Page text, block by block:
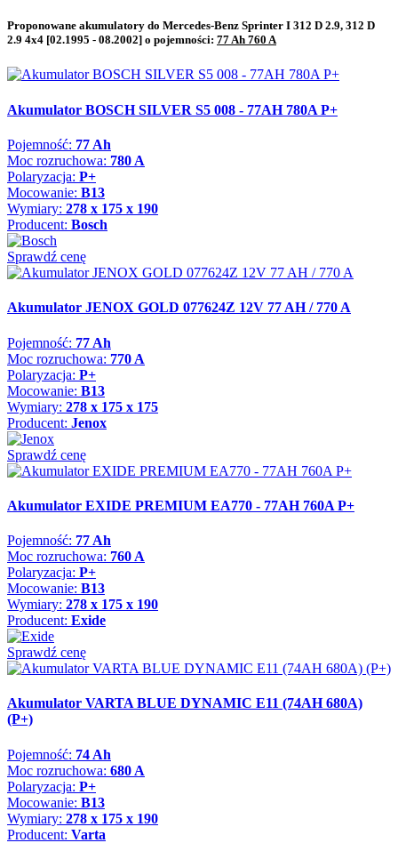
Proponowane akumulatory do Mercedes-Benz Sprinter I 312 D 2.9, 312 D
2.9 4x4 [02.1995 - 08.2002] o pojemności: 77 Ah 760 A
Akumulator BOSCH SILVER S5 008 - 77AH 780A P+
Pojemność: 77 Ah
Moc rozruchowa: 780 A
Polaryzacja: P+
Mocowanie: B13
Wymiary: 278 x 175 x 190
Producent: Bosch
Sprawdź cenę
Akumulator JENOX GOLD 077624Z 12V 77 AH / 770 A
Pojemność: 77 Ah
Moc rozruchowa: 770 A
Polaryzacja: P+
Mocowanie: B13
Wymiary: 278 x 175 x 175
Producent: Jenox
Sprawdź cenę
Akumulator EXIDE PREMIUM EA770 - 77AH 760A P+
Pojemność: 77 Ah
Moc rozruchowa: 760 A
Polaryzacja: P+
Mocowanie: B13
Wymiary: 278 x 175 x 190
Producent: Exide
Sprawdź cenę
Akumulator VARTA BLUE DYNAMIC E11 (74AH 680A)
(P+)
Pojemność: 74 Ah
Moc rozruchowa: 680 A
Polaryzacja: P+
Mocowanie: B13
Wymiary: 278 x 175 x 190
Producent: Varta